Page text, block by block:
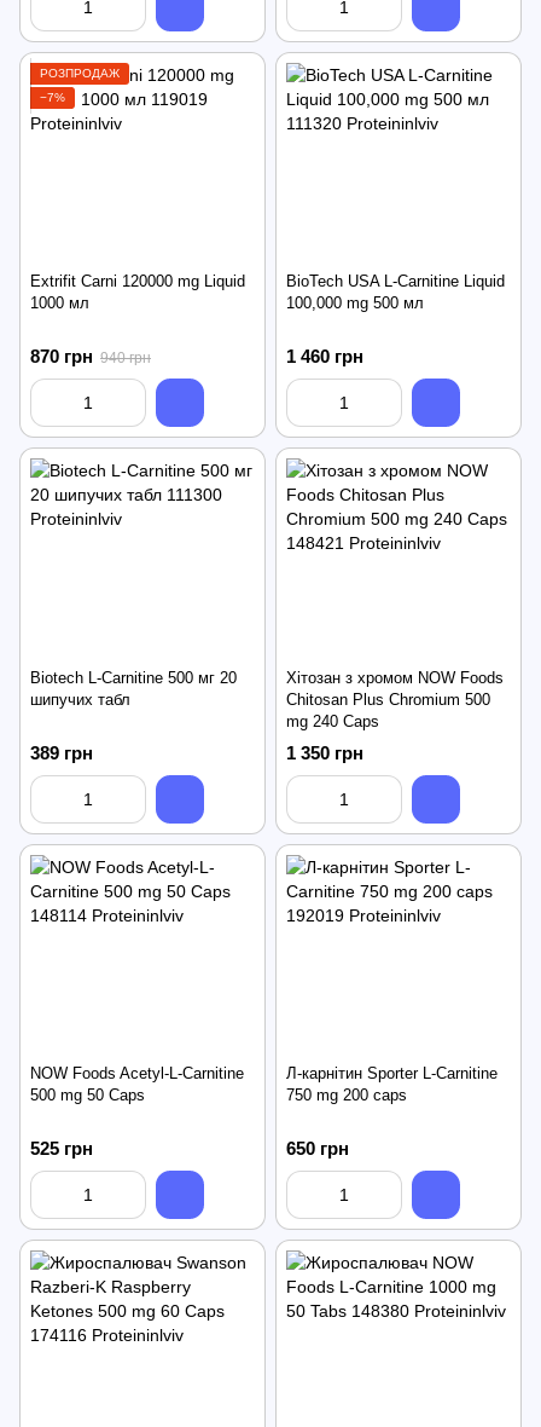
РОЗПРОДАЖ
−7%
Extrifit Carni 120000 mg Liquid
1000 мл
870 грн 940 грн
BioTech USA L-Carnitine Liquid
100,000 mg 500 мл
1 460 грн
Biotech L-Carnitine 500 мг 20
шипучих табл
389 грн
Хітозан з хромом NOW Foods
Chitosan Plus Chromium 500
mg 240 Caps
1 350 грн
NOW Foods Acetyl-L-Carnitine
500 mg 50 Caps
525 грн
Л-карнітин Sporter L-Carnitine
750 mg 200 caps
650 грн